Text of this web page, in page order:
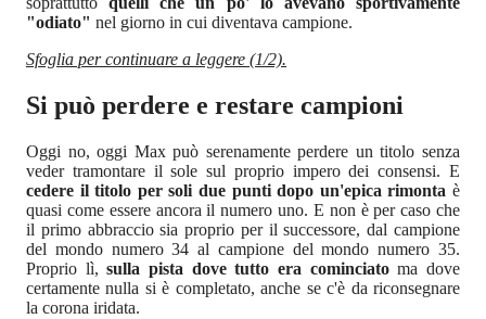
"odiato" nel giorno in cui diventava campione.
Sfoglia per continuare a leggere (1/2).
Si può perdere e restare campioni
Oggi no, oggi Max può serenamente perdere un titolo senza
veder tramontare il sole sul proprio impero dei consensi. E
cedere il titolo per soli due punti dopo un'epica rimonta è
quasi come essere ancora il numero uno. E non è per caso che
il primo abbraccio sia proprio per il successore, dal campione
del mondo numero 34 al campione del mondo numero 35.
Proprio lì,sulla pista dove tutto era cominciatoma dove
certamente nulla si è completato, anche se c'è da riconsegnare
la corona iridata.